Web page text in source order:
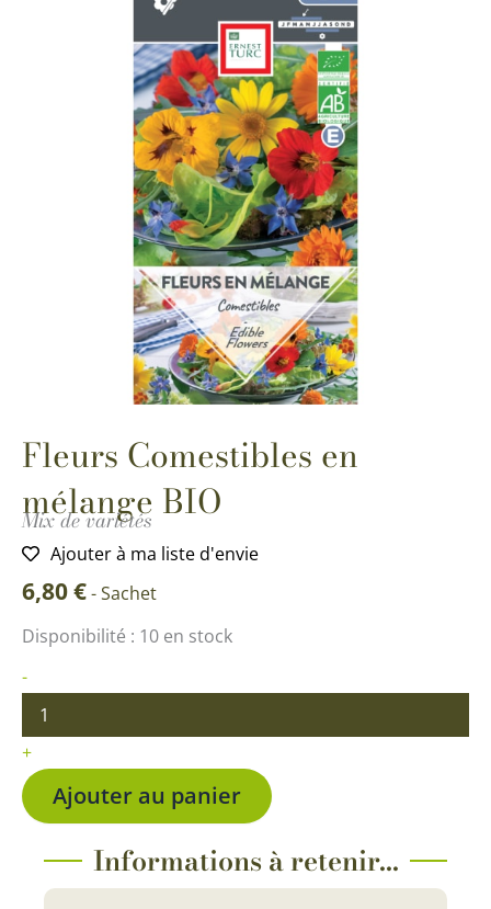
Fleurs Comestibles en
mélange BIO
Mix de variétés
Ajouter à ma liste d'envie
6,80€-Sachet
Disponibilité : 10 en stock
-
quantité
Fleurs
Comestibles
en
mélange
BIO
+
Ajouter au panier
Informations à retenir...